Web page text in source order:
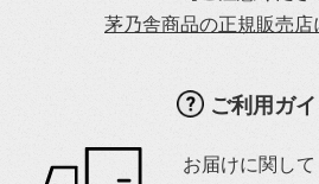
茅乃舎商品の正規販売店
ご利用ガ
お届けに関して